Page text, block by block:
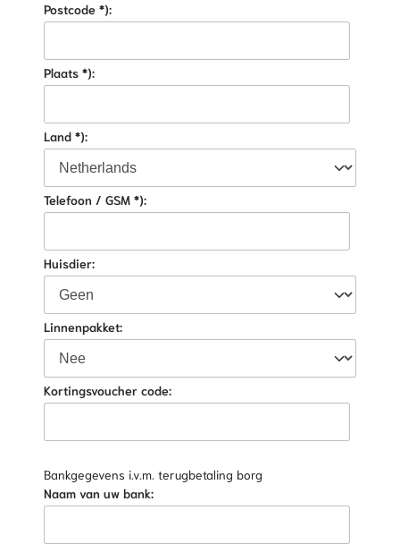
Postcode *):
Plaats *):
Land *):
Telefoon / GSM *):
Huisdier:
Linnenpakket:
Kortingsvoucher code:
Bankgegevens i.v.m. terugbetaling borg
Naam van uw bank: